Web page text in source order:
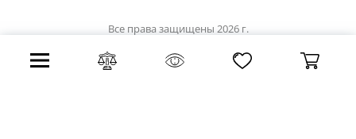
Все права защищены 2026 г.